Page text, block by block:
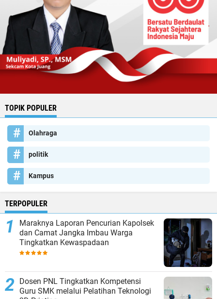
TOPIK POPULER
Olahraga
politik
Kampus
TERPOPULER
Maraknya Laporan Pencurian Kapolsek
dan Camat Jangka Imbau Warga
Tingkatkan Kewaspadaan
Dosen PNL Tingkatkan Kompetensi
Guru SMK melalui Pelatihan Teknologi